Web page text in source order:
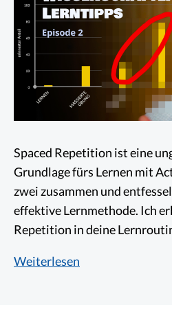
Spaced Repetition ist eine
Grundlage fürs Lernen mit
zwei zusammen und
effektive Lernmethode. Ich
Repetition in deine
Weiterlesen